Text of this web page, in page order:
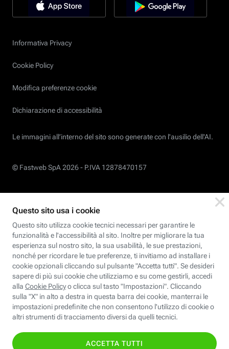
Informativa Privacy
Cookie Policy
Modifica preferenze cookie
Dichiarazione di accessibilità
Le immagini all’interno del sito sono generate con l'ausilio dell'AI.
© Fastweb SpA 2026 - P.IVA 12878470157